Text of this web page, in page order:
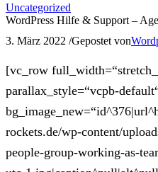
Uncategorized
WordPress Hilfe & Support –
3. März 2022 /Gepostet von
[vc_row
parallax_style=“vcpb-
rockets.de/wp-content/
people-group-working-as-